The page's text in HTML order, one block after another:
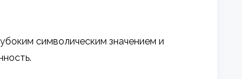
символическим значением и